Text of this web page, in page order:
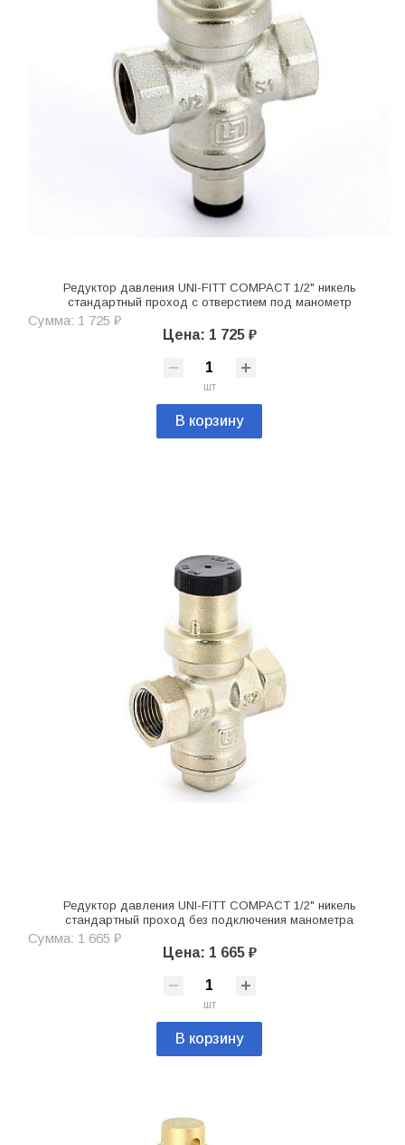
Редуктор давления UNI-FITT COMPACT 1/2" никель
стандартный проход с отверстием под манометр
Сумма: 1 725 ₽
Цена: 1 725 ₽
шт
В корзину
Редуктор давления UNI-FITT COMPACT 1/2" никель
стандартный проход без подключения манометра
Сумма: 1 665 ₽
Цена: 1 665 ₽
шт
В корзину